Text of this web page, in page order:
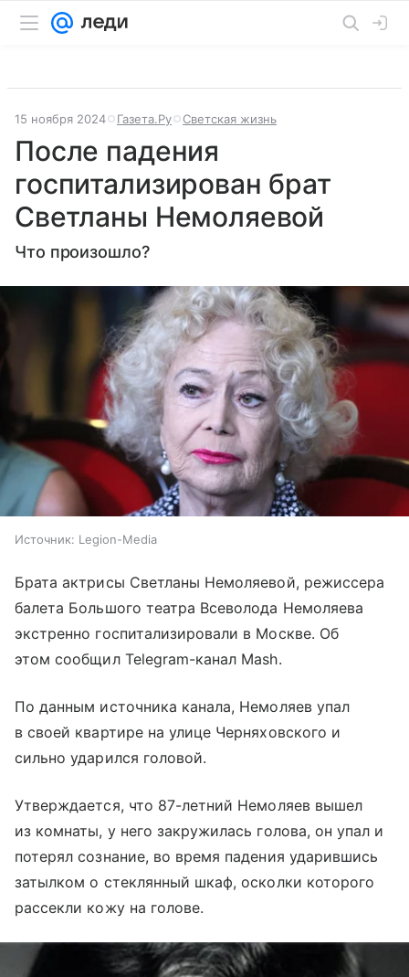
15 ноября 2024 Газета.Ру Светская жизнь
После падения
госпитализирован брат
Светланы Немоляевой
Что произошло?
Источник: Legion-Media
Брата актрисы Светланы Немоляевой, режиссера
балета Большого театра Всеволода Немоляева
экстренно госпитализировали в Москве. Об
этом сообщил Telegram-канал Mash.
По данным источника канала, Немоляев упал
в своей квартире на улице Черняховского и
сильно ударился головой.
Утверждается, что 87-летний Немоляев вышел
из комнаты, у него закружилась голова, он упал и
потерял сознание, во время падения ударившись
затылком о стеклянный шкаф, осколки которого
рассекли кожу на голове.